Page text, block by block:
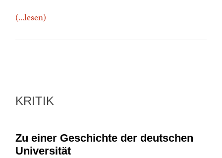
(...lesen)
KRITIK
Zu einer Geschichte der deutschen
Universität